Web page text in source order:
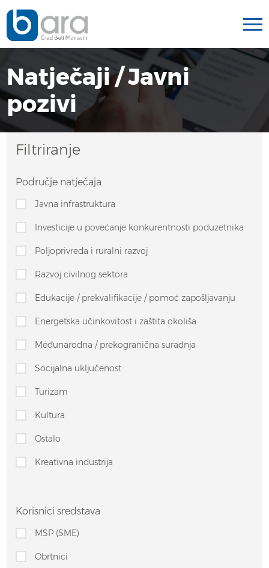
Natječaji / Javni
pozivi
Filtriranje
Područje natječaja
Javna infrastruktura
Investicije u povećanje konkurentnosti poduzetnika
Poljoprivreda i ruralni razvoj
Razvoj civilnog sektora
Edukacije / prekvalifikacije / pomoć zapošljavanju
Energetska učinkovitost i zaštita okoliša
Međunarodna / prekogranična suradnja
Socijalna uključenost
Turizam
Kultura
Ostalo
Kreativna industrija
Korisnici sredstava
MSP (SME)
Obrtnici